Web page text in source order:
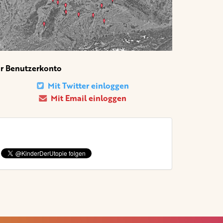
Benutzerkonto
Mit Twitter einloggen
Mit Email einloggen